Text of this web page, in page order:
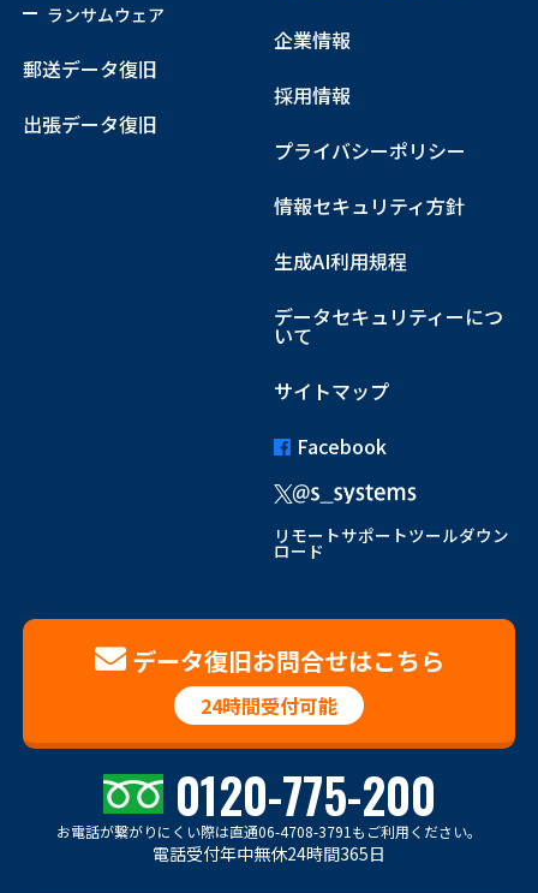
ランサムウェア
郵送データ復旧
出張データ復旧
企業情報
採用情報
プライバシーポリシー
情報セキュリティ方針
生成AI利用規程
データセキュリティーにつ
いて
サイトマップ
Facebook
リモートサポートツールダウン
ロード
データ復旧お問合せはこちら
24時間受付可能
0120-775-200
お電話が繋がりにくい際は直通06-4708-3791もご利用ください。
電話受付年中無休24時間365日